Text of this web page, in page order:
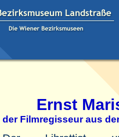
Ernst
der Filmregisseur aus